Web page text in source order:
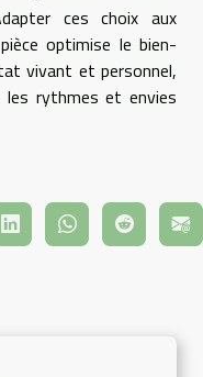
ces choix aux
optimise le bien-
vivant et personnel,
les rythmes et envies